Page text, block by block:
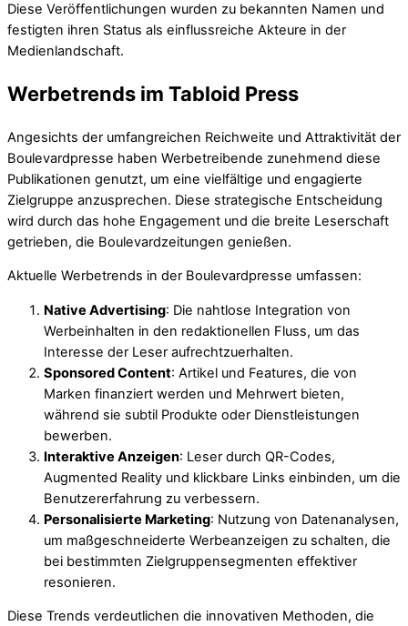
Diese Veröffentlichungen wurden zu bekannten Namen und
festigten ihren Status als einflussreiche Akteure in der
Medienlandschaft.
Werbetrends im Tabloid Press
Angesichts der umfangreichen Reichweite und Attraktivität der
Boulevardpresse haben Werbetreibende zunehmend diese
Publikationen genutzt, um eine vielfältige und engagierte
Zielgruppe anzusprechen. Diese strategische Entscheidung
wird durch das hohe Engagement und die breite Leserschaft
getrieben, die Boulevardzeitungen genießen.
Aktuelle Werbetrends in der Boulevardpresse umfassen:
Native Advertising: Die nahtlose Integration von
Werbeinhalten in den redaktionellen Fluss, um das
Interesse der Leser aufrechtzuerhalten.
Sponsored Content: Artikel und Features, die von
Marken finanziert werden und Mehrwert bieten,
während sie subtil Produkte oder Dienstleistungen
bewerben.
Interaktive Anzeigen: Leser durch QR-Codes,
Augmented Reality und klickbare Links einbinden, um die
Benutzererfahrung zu verbessern.
Personalisierte Marketing: Nutzung von Datenanalysen,
um maßgeschneiderte Werbeanzeigen zu schalten, die
bei bestimmten Zielgruppensegmenten effektiver
resonieren.
Diese Trends verdeutlichen die innovativen Methoden, die